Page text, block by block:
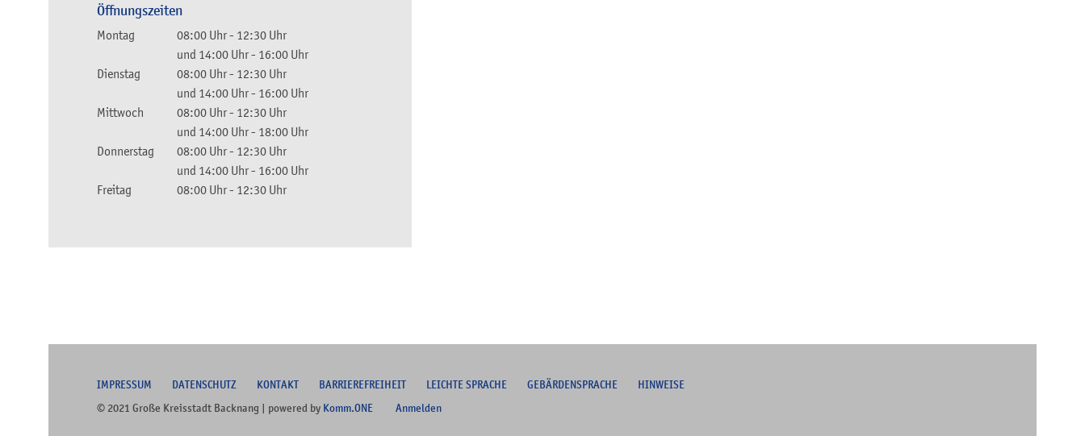
Öffnungszeiten
Montag 08:00 Uhr- 12:30 Uhr
und 14:00 Uhr- 16:00 Uhr
Dienstag
08:00 Uhr- 12:30 Uhr
und 14:00 Uhr- 16:00 Uhr
Mittwoch
08:00 Uhr- 12:30 Uhr
und 14:00 Uhr- 18:00 Uhr
Donnerstag
08:00 Uhr- 12:30 Uhr
und 14:00 Uhr- 16:00 Uhr
Freitag
08:00 Uhr- 12:30 Uhr
IMPRESSUM DATENSCHUTZ KONTAKT BARRIEREFREIHEIT LEICHTE SPRACHE GEBÄRDENSPRACHE
HINWEISE
© 2021 Große Kreisstadt Backnang | powered by Komm.ONE Anmelden